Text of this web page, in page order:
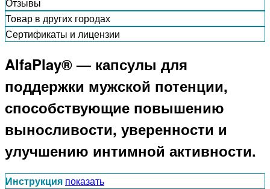
Товар в других городах
Сертификаты и лицензии
AlfaPlay® — капсулы для
поддержки мужской потенции,
способствующие повышению
выносливости, уверенности и
улучшению интимной активности.
Инструкция показать